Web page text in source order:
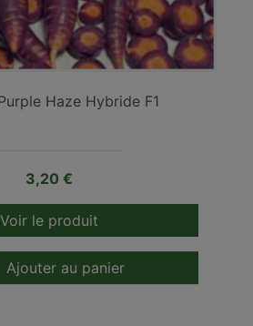
Haze Hybride F1
Prix
3,20 €
Voir le produit
Ajouter au panier